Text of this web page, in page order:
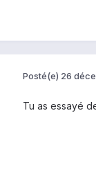
Posté(e) 26
Tu as essayé